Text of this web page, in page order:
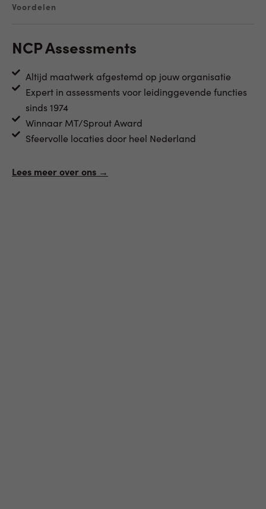
Voordelen
NCP Assessments
Altijd maatwerk afgestemd op jouw organisatie
Expert in assessments voor leidinggevende functies
sinds 1974
Winnaar MT/Sprout Award
Sfeervolle locaties door heel Nederland
Lees meer over ons →